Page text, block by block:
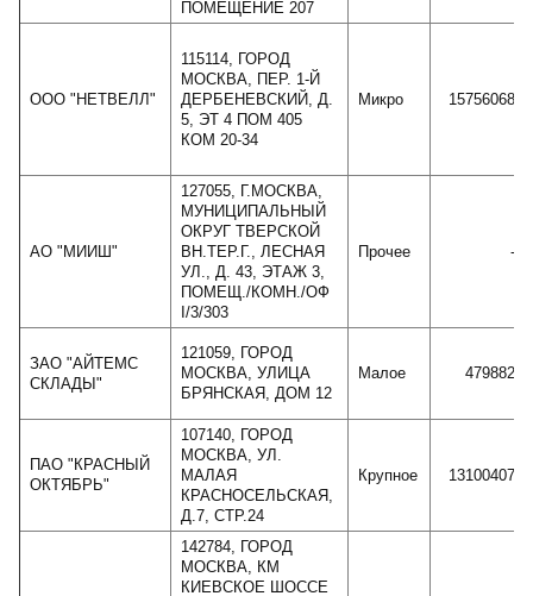
ПОМЕЩЕНИЕ 207
ООО "НЕТВЕЛЛ"
115114, ГОРОД
МОСКВА, ПЕР. 1-Й
ДЕРБЕНЕВСКИЙ, Д.
5, ЭТ 4 ПОМ 405
КОМ 20-34
Микро 15756068
АО "МИИШ"
127055, Г.МОСКВА,
МУНИЦИПАЛЬНЫЙ
ОКРУГ ТВЕРСКОЙ
ВН.ТЕР.Г., ЛЕСНАЯ
УЛ., Д. 43, ЭТАЖ 3,
ПОМЕЩ./КОМН./ОФ
I/3/303
Прочее -
ЗАО "АЙТЕМС
СКЛАДЫ"
121059, ГОРОД
МОСКВА, УЛИЦА
БРЯНСКАЯ, ДОМ 12
Малое 479882
ПАО "КРАСНЫЙ
ОКТЯБРЬ"
107140, ГОРОД
МОСКВА, УЛ.
МАЛАЯ
КРАСНОСЕЛЬСКАЯ,
Д.7, СТР.24
Крупное 13100407
142784, ГОРОД
МОСКВА, КМ
КИЕВСКОЕ ШОССЕ